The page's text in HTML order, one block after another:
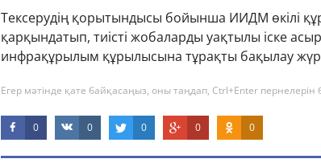
Тексерудің қорытындысы бойынша ИИДМ өкілі
қарқындатып, тиісті жобаларды уақтылы іске
инфрақұрылым құрылысына тұрақты бақылау
Егер мәтінде қате байқасаңыз, оны таңдап, Ctrl+Enter пернелерін
0 0 0 0 0